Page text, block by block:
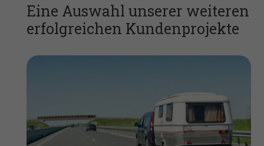
Eine Auswahl unserer weiteren
erfolgreichen Kundenprojekte